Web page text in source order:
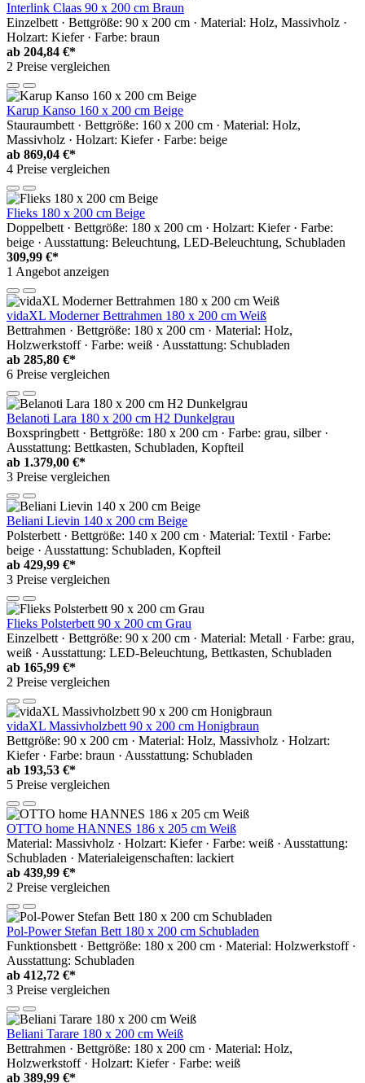
Interlink Claas 90 x 200 cm Braun
Einzelbett · Bettgröße: 90 x 200 cm · Material: Holz, Massivholz ·
Holzart: Kiefer · Farbe: braun
ab 204,84 €*
2 Preise vergleichen
Karup Kanso 160 x 200 cm Beige
Stauraumbett · Bettgröße: 160 x 200 cm · Material: Holz,
Massivholz · Holzart: Kiefer · Farbe: beige
ab 869,04 €*
4 Preise vergleichen
Flieks 180 x 200 cm Beige
Doppelbett · Bettgröße: 180 x 200 cm · Holzart: Kiefer · Farbe:
beige · Ausstattung: Beleuchtung, LED-Beleuchtung, Schubladen
309,99 €*
1 Angebot anzeigen
vidaXL Moderner Bettrahmen 180 x 200 cm Weiß
Bettrahmen · Bettgröße: 180 x 200 cm · Material: Holz,
Holzwerkstoff · Farbe: weiß · Ausstattung: Schubladen
ab 285,80 €*
6 Preise vergleichen
Belanoti Lara 180 x 200 cm H2 Dunkelgrau
Boxspringbett · Bettgröße: 180 x 200 cm · Farbe: grau, silber ·
Ausstattung: Bettkasten, Schubladen, Kopfteil
ab 1.379,00 €*
3 Preise vergleichen
Beliani Lievin 140 x 200 cm Beige
Polsterbett · Bettgröße: 140 x 200 cm · Material: Textil · Farbe:
beige · Ausstattung: Schubladen, Kopfteil
ab 429,99 €*
3 Preise vergleichen
Flieks Polsterbett 90 x 200 cm Grau
Einzelbett · Bettgröße: 90 x 200 cm · Material: Metall · Farbe: grau,
weiß · Ausstattung: LED-Beleuchtung, Bettkasten, Schubladen
ab 165,99 €*
2 Preise vergleichen
vidaXL Massivholzbett 90 x 200 cm Honigbraun
Bettgröße: 90 x 200 cm · Material: Holz, Massivholz · Holzart:
Kiefer · Farbe: braun · Ausstattung: Schubladen
ab 193,53 €*
5 Preise vergleichen
OTTO home HANNES 186 x 205 cm Weiß
Material: Massivholz · Holzart: Kiefer · Farbe: weiß · Ausstattung:
Schubladen · Materialeigenschaften: lackiert
ab 439,99 €*
2 Preise vergleichen
Pol-Power Stefan Bett 180 x 200 cm Schubladen
Funktionsbett · Bettgröße: 180 x 200 cm · Material: Holzwerkstoff ·
Ausstattung: Schubladen
ab 412,72 €*
3 Preise vergleichen
Beliani Tarare 180 x 200 cm Weiß
Bettrahmen · Bettgröße: 180 x 200 cm · Material: Holz,
Holzwerkstoff · Holzart: Kiefer · Farbe: weiß
ab 389,99 €*